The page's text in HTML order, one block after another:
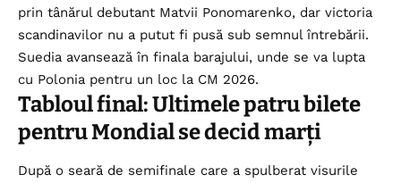
prin tânărul debutant Matvii Ponomarenko, dar victoria
scandinavilor nu a putut fi pusă sub semnul întrebării.
Suedia avansează în finala barajului, unde se va lupta
cu Polonia pentru un loc la CM 2026.
Tabloul final: Ultimele patru bilete
pentru Mondial se decid marți
După o seară de semifinale care a spulberat visurile